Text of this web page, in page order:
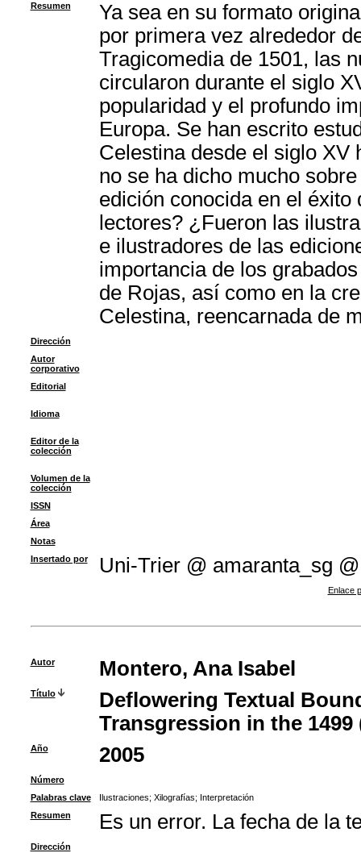
Resumen
Ya sea en su formato
por primera vez alrededor
Tragicomedia de 1501, las
circularon durante el siglo
popularidad y el profundo
Europa. Se han escrito
Celestina desde el siglo XV
no se ha dicho mucho
edición conocida en el
lectores? ¿Fueron las
e ilustradores de las
importancia de los
de Rojas, así como en la
Celestina, reencarnada de
Dirección
Autor
corporativo
Editorial
Idioma
Editor de la
colección
Volumen de la
colección
ISSN
Área
Notas
Insertado por
Uni-Trier @ amaranta_sg @
Enlace
Autor Montero, Ana Isabel
Título
Deflowering Textual
Transgression in the
Año 2005
Número
Palabras clave
Ilustraciones; Xilografías; Interpretación
Resumen
Es un error. La fecha de la
Dirección